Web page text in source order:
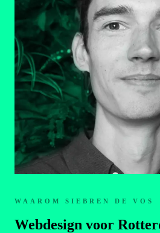
WAAROM SIEBREN DE VOS
Webdesign voor